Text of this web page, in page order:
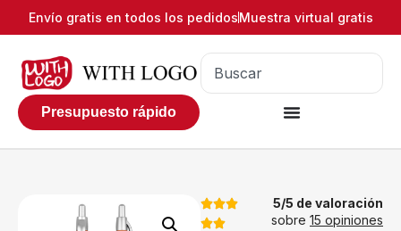
Envío gratis en todos los pedidosMuestra virtual gratis
Presupuesto rápido
5/5 de valoración
sobre 15 opiniones